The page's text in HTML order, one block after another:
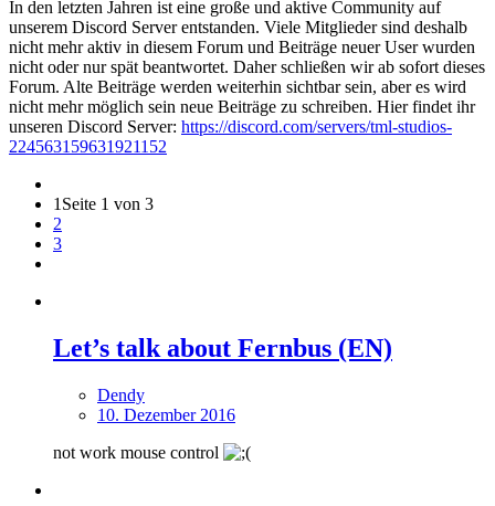
In den letzten Jahren ist eine große und aktive Community auf
unserem Discord Server entstanden. Viele Mitglieder sind deshalb
nicht mehr aktiv in diesem Forum und Beiträge neuer User wurden
nicht oder nur spät beantwortet. Daher schließen wir ab sofort dieses
Forum. Alte Beiträge werden weiterhin sichtbar sein, aber es wird
nicht mehr möglich sein neue Beiträge zu schreiben. Hier findet ihr
unseren Discord Server: https://discord.com/servers/tml-studios-
224563159631921152
1 Seite 1 von 3
2
3
Let’s talk about Fernbus (EN)
Dendy
10. Dezember 2016
not work mouse control